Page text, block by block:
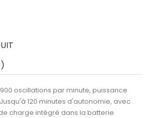
oscillations par minute, puissance
120 minutes d'autonomie, avec
charge intégré dans la batterie